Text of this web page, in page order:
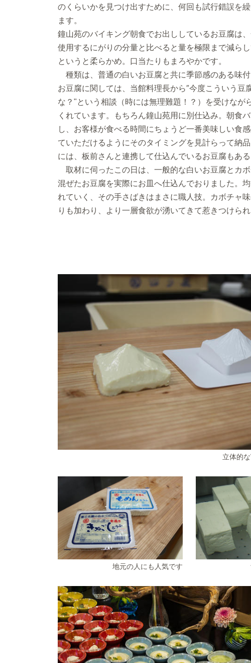
のくらいかを見つけ出すために、何回も試行錯誤を
ます。
鐘山苑のバイキング朝食でお出ししているお豆腐は
使用するにがりの分量と比べると量を極限まで減ら
というと柔らかめ。口当たりもまろやかです。
種類は、普通の白いお豆腐と共に季節感のある味
お豆腐に関しては、当館料理長から″今度こういう豆
な？"という相談（時には無理難題！？）を受けなが
くれています。もちろん鐘山苑用に別仕込み。朝食
し、お客様が食べる時間にちょうど一番美味しい食
ていただけるようにそのタイミングを見計らって納
には、板前さんと連携して仕込んでいるお豆腐もある
取材に伺ったこの日は、一般的な白いお豆腐とカ
混ぜたお豆腐を実際にお皿へ仕込んでおりました。
れていく、その手さばきはまさに職人技。カボチャ
りも加わり、より一層食欲が湧いてきて惹きつけられ
立体的
地元の人にも人気です